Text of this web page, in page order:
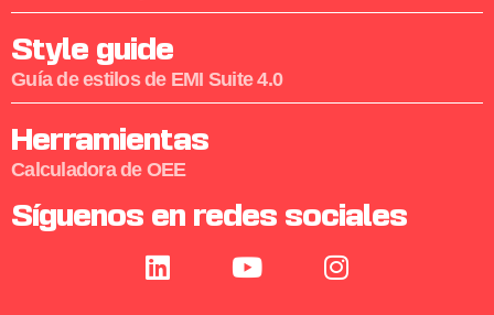
Style guide
Guía de estilos de EMI Suite 4.0
Herramientas
Calculadora de OEE
Síguenos en redes sociales